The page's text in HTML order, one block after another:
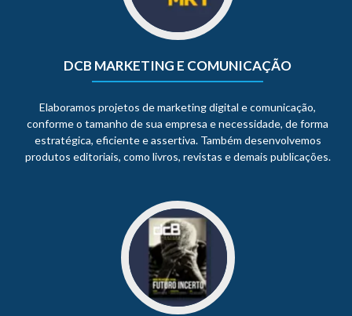
DCB MARKETING E COMUNICAÇÃO
Elaboramos projetos de marketing digital e comunicação,
conforme o tamanho de sua empresa e necessidade, de forma
estratégica, eficiente e assertiva. Também desenvolvemos
produtos editoriais, como livros, revistas e demais publicações.